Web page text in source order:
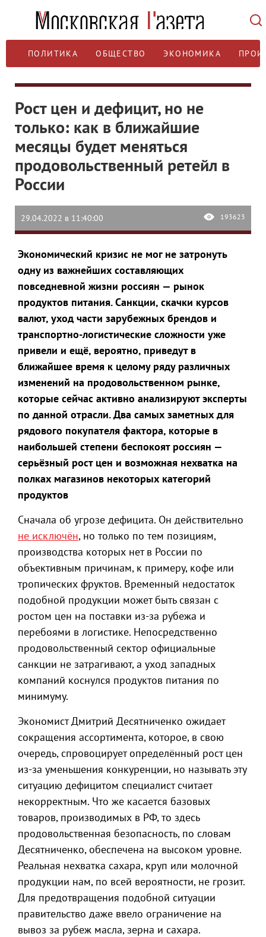
ПОЛИТИКА ОБЩЕСТВО ЭКОНОМИКА
Рост цен и дефицит, но не
только: как в ближайшие
месяцы будет меняться
продовольственный ретейл в
России
29.04.2022 в 11:40:00 193623
Экономический кризис не мог не затронуть
одну из важнейших составляющих
повседневной жизни россиян — рынок
продуктов питания. Санкции, скачки курсов
валют, уход части зарубежных брендов и
транспортно-логистические сложности уже
привели и ещё, вероятно, приведут в
ближайшее время к целому ряду различных
изменений на продовольственном рынке,
которые сейчас активно анализируют эксперты
по данной отрасли. Два самых заметных для
рядового покупателя фактора, которые в
наибольшей степени беспокоят россиян —
серьёзный рост цен и возможная нехватка на
полках магазинов некоторых категорий
продуктов
Сначала об угрозе дефицита. Он действительно
не исключён, но только по тем позициям,
производства которых нет в России по
объективным причинам, к примеру, кофе или
тропических фруктов. Временный недостаток
подобной продукции может быть связан с
ростом цен на поставки из-за рубежа и
перебоями в логистике. Непосредственно
продовольственный сектор официальные
санкции не затрагивают, а уход западных
компаний коснулся продуктов питания по
минимуму.
Экономист Дмитрий Десятниченко ожидает
сокращения ассортимента, которое, в свою
очередь, спровоцирует определённый рост цен
из-за уменьшения конкуренции, но называть эту
ситуацию дефицитом специалист считает
некорректным. Что же касается базовых
товаров, производимых в РФ, то здесь
продовольственная безопасность, по словам
Десятниченко, обеспечена на высоком уровне.
Реальная нехватка сахара, круп или молочной
продукции нам, по всей вероятности, не грозит.
Для предотвращения подобной ситуации
правительство даже ввело ограничение на
вывоз за рубеж масла, зерна и сахара.